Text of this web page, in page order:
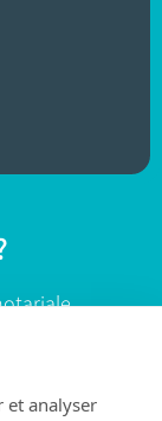
et analyser